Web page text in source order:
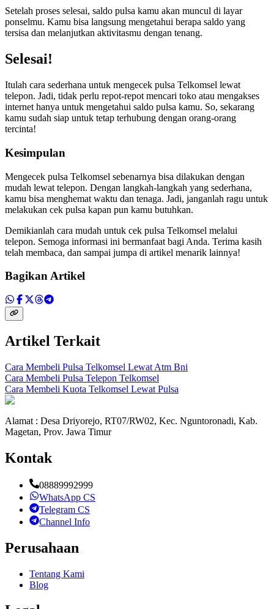
Setelah proses selesai, saldo pulsa kamu akan muncul di layar
ponselmu. Kamu bisa langsung mengetahui berapa saldo yang
tersisa dan melanjutkan aktivitasmu dengan tenang.
Selesai!
Itulah cara sederhana untuk mengecek pulsa Telkomsel lewat
telepon. Jadi, tidak perlu repot-repot mencari toko atau mengakses
internet hanya untuk mengetahui saldo pulsa kamu. So, sekarang
kamu sudah siap untuk tetap terhubung dengan orang-orang
tercinta!
Kesimpulan
Mengecek pulsa Telkomsel sebenarnya bisa dilakukan dengan
mudah lewat telepon. Dengan langkah-langkah yang sederhana,
kamu bisa menghemat waktu dan tenaga. Jadi, janganlah ragu untuk
melakukan cek pulsa kapan pun kamu butuhkan.
Demikianlah cara mudah untuk cek pulsa Telkomsel melalui
telepon. Semoga informasi ini bermanfaat bagi Anda. Terima kasih
telah membaca, dan sampai jumpa di artikel menarik lainnya!
Bagikan Artikel
Artikel Terkait
Cara Membeli Pulsa Telkomsel Lewat Atm Bni
Cara Membeli Pulsa Telepon Telkomsel
Cara Membeli Kuota Telkomsel Lewat Pulsa
Alamat : Desa Driyorejo, RT07/RW02, Kec. Nguntoronadi, Kab.
Magetan, Prov. Jawa Timur
Kontak
08889992999
WhatsApp CS
Telegram CS
Channel Info
Perusahaan
Tentang Kami
Blog